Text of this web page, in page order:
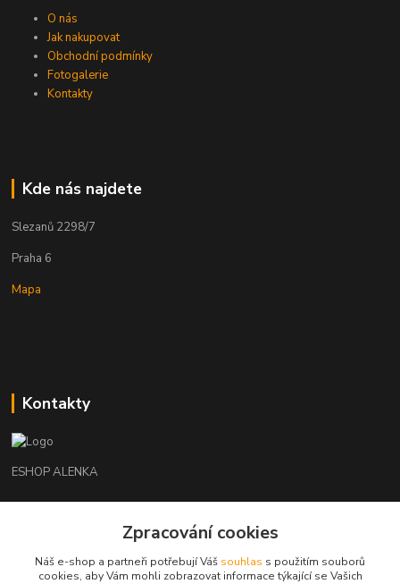
O nás
Jak nakupovat
Obchodní podmínky
Fotogalerie
Kontakty
Kde nás najdete
Slezanů 2298/7
Praha 6
Mapa
Kontakty
ESHOP ALENKA
+420602541312Zpracování cookies
Náš e-shop a partneři potřebují Váš souhlas s použitím souborů
cookies, aby Vám mohli zobrazovat informace týkající se Vašich